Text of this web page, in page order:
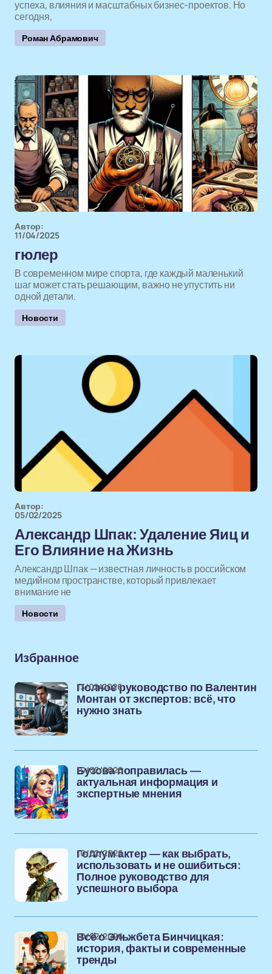
успеха, влияния и масштабных бизнес-проектов. Но
сегодня,
Роман Абрамович
Автор:
11/04/2025
гюлер
В современном мире спорта, где каждый маленький
шаг может стать решающим, важно не упустить ни
одной детали.
Новости
Автор:
05/02/2025
Александр Шпак: Удаление Яиц и
Его Влияние на Жизнь
Александр Шпак — известная личность в российском
медийном пространстве, который привлекает
внимание не
Новости
Избранное
Полное руководство по Валентин
Монтан от экспертов: всё, что
нужно знать
13/02/2026
Бузова поправилась —
актуальная информация и
экспертные мнения
10/02/2026
Голлум актер — как выбрать,
использовать и не ошибиться:
Полное руководство для
успешного выбора
10/02/2026
Всё о Эльжбета Бинчицкая:
история, факты и современные
тренды
10/02/2026